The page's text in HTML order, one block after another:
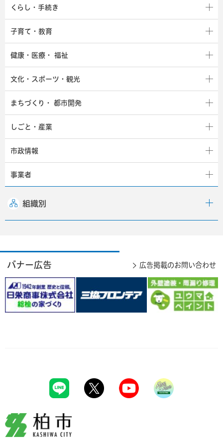
くらし・手続き
子育て・教育
健康・医療・ 福祉
文化・スポーツ・観光
まちづくり・ 都市開発
しごと・産業
市政情報
事業者
組織別
バナー広告 広告掲載のお問い合わせ
柏市